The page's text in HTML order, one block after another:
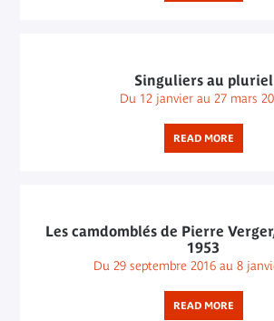
Singuliers au pluriel
Du 12 janvier au 27 mars
READ MORE
Les camdomblés de Pierre
1953
Du 29 septembre 2016 au 8
READ MORE